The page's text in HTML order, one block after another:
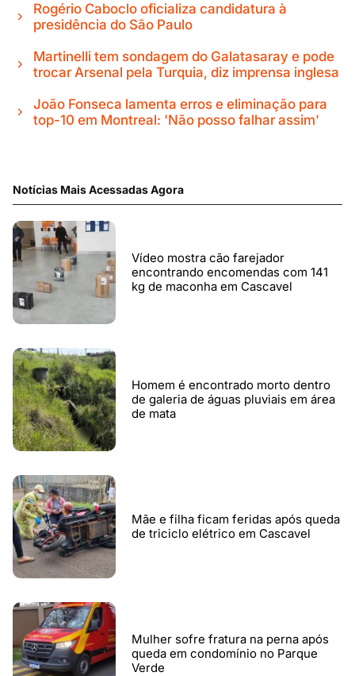
Rogério Caboclo oficializa candidatura à
presidência do São Paulo
Martinelli tem sondagem do Galatasaray e pode
trocar Arsenal pela Turquia, diz imprensa inglesa
João Fonseca lamenta erros e eliminação para
top-10 em Montreal: 'Não posso falhar assim'
Notícias Mais Acessadas Agora
Vídeo mostra cão farejador
encontrando encomendas com 141
kg de maconha em Cascavel
Homem é encontrado morto dentro
de galeria de águas pluviais em área
de mata
Mãe e filha ficam feridas após queda
de triciclo elétrico em Cascavel
Mulher sofre fratura na perna após
queda em condomínio no Parque
Verde